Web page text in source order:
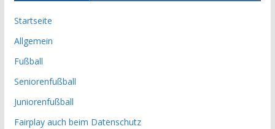
Startseite
Allgemein
Fußball
Seniorenfußball
Juniorenfußball
Fairplay auch beim Datenschutz